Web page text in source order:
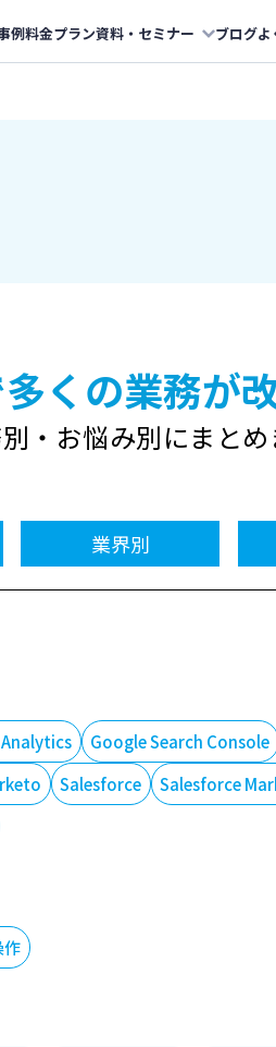
例料金プラン資料・セミナー ブログよ
多くの業務が
・お悩み別にまとめ
業界別
Google Search Console
Salesforce Salesforce
作